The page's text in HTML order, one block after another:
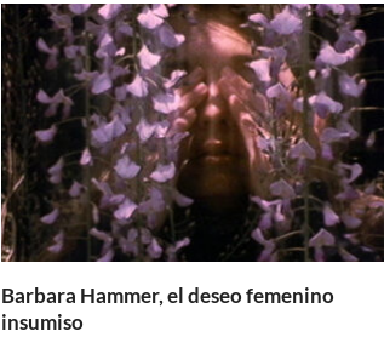
Barbara Hammer, el deseo femenino
insumiso